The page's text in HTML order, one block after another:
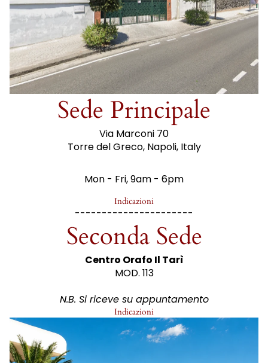
Sede Principale
Via Marconi 70
Torre del Greco, Napoli, Italy
Mon - Fri, 9am - 6pm
Indicazioni
----------------------
Seconda Sede
Centro Orafo Il Tarì
MOD. 113
N.B. Si riceve su appuntamento
Indicazioni